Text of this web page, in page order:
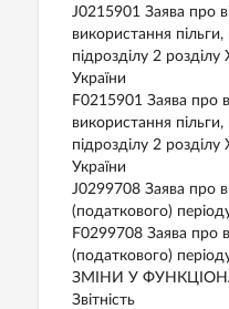
J0215901 Заява про
використання
підрозділу 2
України
F0215901 Заява про
використання
підрозділу 2
України
J0299708 Заява про
(податкового)
F0299708 Заява про
(податкового)
ЗМІНИ У
Звітність